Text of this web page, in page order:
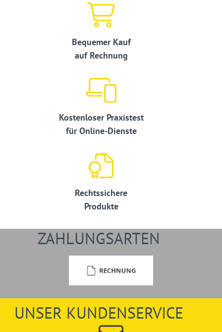
Bequemer Kauf
auf Rechnung
Kostenloser Praxistest
für Online-Dienste
Rechtssichere
Produkte
ZAHLUNGSARTEN
UNSER KUNDENSERVICE